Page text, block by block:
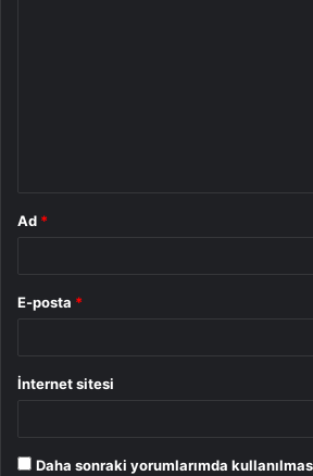
Ad *
E-posta *
İnternet sitesi
Daha sonraki yorumlarımda